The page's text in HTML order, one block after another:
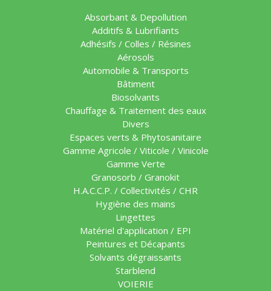
Absorbant & Depollution
Additifs & Lubrifiants
Adhésifs / Colles / Résines
Aérosols
Automobile & Transports
Bâtiment
Biosolvants
Chauffage & Traitement des eaux
Divers
Espaces verts & Phytosanitaire
Gamme Agricole / Viticole / Vinicole
Gamme Verte
Granosorb / Granokit
H.A.C.C.P. / Collectivités / CHR
Hygiène des mains
Lingettes
Matériel d'application / EPI
Peintures et Décapants
Solvants dégraissants
Starblend
VOIERIE